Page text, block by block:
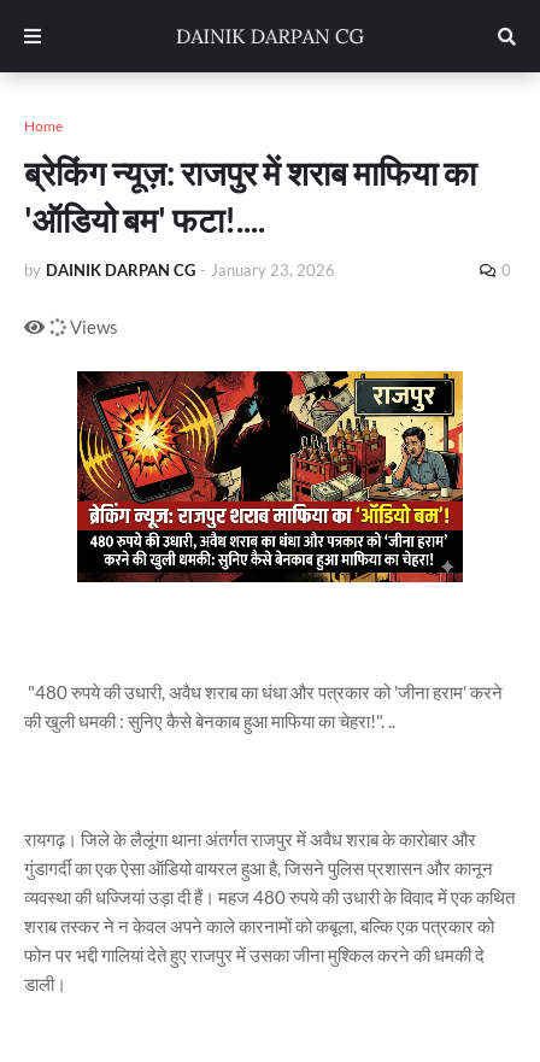
Home
ब्रेकिंग न्यूज़: राजपुर में शराब माफिया का
'ऑडियो बम' फटा!....
by DAINIK DARPAN CG - January 23, 2026 0
Views
"480 रुपये की उधारी, अवैध शराब का धंधा और पत्रकार को 'जीना हराम' करने
की खुली धमकी : सुनिए कैसे बेनकाब हुआ माफिया का चेहरा!". ..
रायगढ़। जिले के लैलूंगा थाना अंतर्गत राजपुर में अवैध शराब के कारोबार और
गुंडागर्दी का एक ऐसा ऑडियो वायरल हुआ है, जिसने पुलिस प्रशासन और कानून
व्यवस्था की धज्जियां उड़ा दी हैं। महज 480 रुपये की उधारी के विवाद में एक कथित
शराब तस्कर ने न केवल अपने काले कारनामों को कबूला, बल्कि एक पत्रकार को
फोन पर भद्दी गालियां देते हुए राजपुर में उसका जीना मुश्किल करने की धमकी दे
डाली।